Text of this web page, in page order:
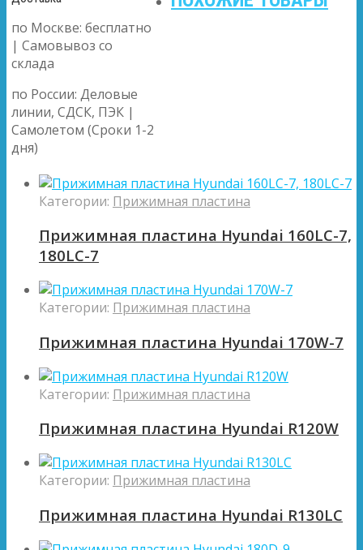
по Москве: бесплатно
| Самовывоз со
склада
по России: Деловые
линии, СДСК, ПЭК |
Самолетом (Сроки 1-2
дня)
Категории: Прижимная пластина
Прижимная пластина Hyundai 160LC-7,
180LC-7
Категории: Прижимная пластина
Прижимная пластина Hyundai 170W-7
Категории: Прижимная пластина
Прижимная пластина Hyundai R120W
Категории: Прижимная пластина
Прижимная пластина Hyundai R130LC